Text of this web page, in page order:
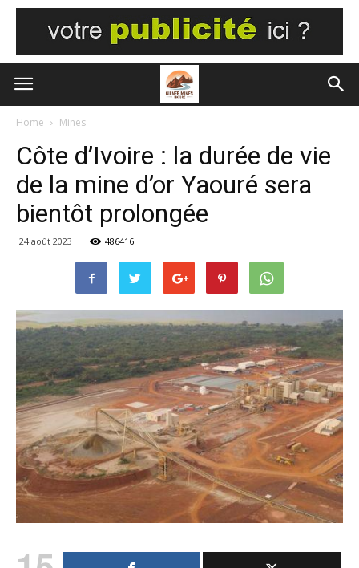
Home Mines
Côte d’Ivoire : la durée de vie
de la mine d’or Yaouré sera
bientôt prolongée
24 août 2023 486416